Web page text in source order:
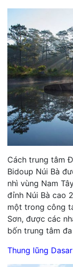
Cách trung tâm
Bidoup Núi Bà
nhì vùng Nam
đỉnh Núi Bà cao
một trong công
Sơn, được các
bốn trung tâm
Thung lũng